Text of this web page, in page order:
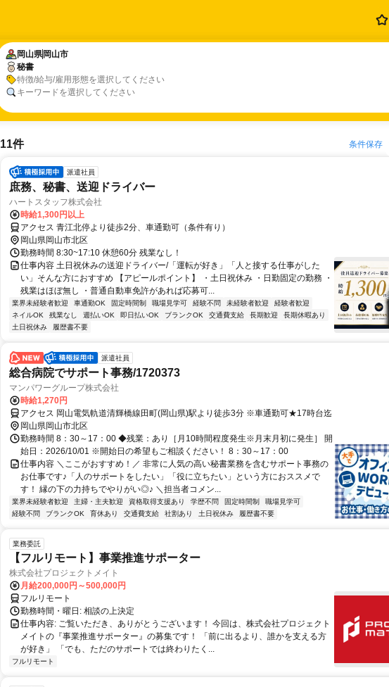
岡山県 岡山市
秘書
特徴/給与/雇用形態を選択してください
キーワードを選択してください
岡山県 岡山市
秘書
11件 条件保存
派遣社員
庶務、秘書、送迎ドライバー
ハートスタッフ株式会社
時給1,300円以上
アクセス 青江北停より徒歩2分、車通勤可（条件有り）
岡山県岡山市北区
勤務時間 8:30~17:10 休憩60分 残業なし！
仕事内容 土日祝休みの送迎ドライバー/「運転が好き」「人と接する仕事がした
い」そんな方におすすめ 【アピールポイント】 ・土日祝休み ・日勤固定の勤務 ・
残業はほぼ無し ・普通自動車免許があれば応募可...
業界未経験者歓迎 車通勤OK 固定時間制 職場見学可 経験不問 未経験者歓迎
経験者歓迎
ネイルOK
残業なし 週払いOK 即日払いOK ブランクOK 交通費支給 長期歓迎
長期休暇あり
土日祝休み
履歴書不要
派遣社員
総合病院でサポート事務/1720373
マンパワーグループ株式会社
時給1,270円
アクセス 岡山電気軌道清輝橋線田町(岡山県)駅より徒歩3分 ※車通勤可★17時台迄
岡山県岡山市北区
勤務時間 8：30～17：00 ◆残業：あり［月10時間程度発生※月末月初に発生］ 開
始日：2026/10/01 ※開始日の希望もご相談ください！ 8：30～17：00
仕事内容 ＼ここがおすすめ！／ 非常に人気の高い秘書業務を含むサポート事務の
お仕事です♪「人のサポートをしたい」「役に立ちたい」という方におススメで
す！ 縁の下の力持ちでやりがい◎♪ ＼担当者コメン...
業界未経験者歓迎 主婦・主夫歓迎 資格取得支援あり 学歴不問 固定時間制
職場見学可
経験不問
ブランクOK 育休あり 交通費支給 社割あり 土日祝休み 履歴書不要
業務委託
【フルリモート】事業推進サポーター
株式会社プロジェクトメイト
月給200,000円～500,000円
フルリモート
勤務時間・曜日: 相談の上決定
仕事内容: ご覧いただき、ありがとうございます！ 今回は、株式会社プロジェクト
メイトの『事業推進サポーター』の募集です！ 「前に出るより、誰かを支える方
が好き」 「でも、ただのサポートでは終わりたく...
フルリモート